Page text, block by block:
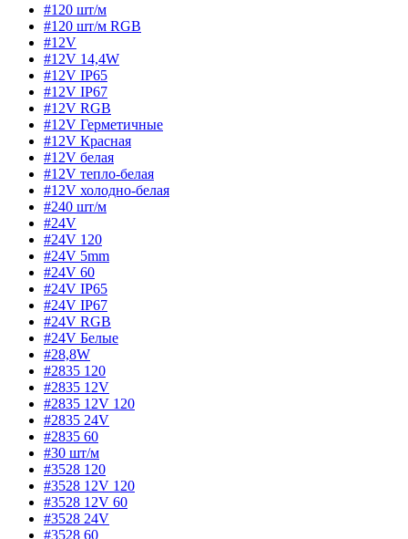
#120 шт/м
#120 шт/м RGB
#12V
#12V 14,4W
#12V IP65
#12V IP67
#12V RGB
#12V Герметичные
#12V Красная
#12V белая
#12V тепло-белая
#12V холодно-белая
#240 шт/м
#24V
#24V 120
#24V 5mm
#24V 60
#24V IP65
#24V IP67
#24V RGB
#24V Белые
#28,8W
#2835 120
#2835 12V
#2835 12V 120
#2835 24V
#2835 60
#30 шт/м
#3528 120
#3528 12V 120
#3528 12V 60
#3528 24V
#3528 60